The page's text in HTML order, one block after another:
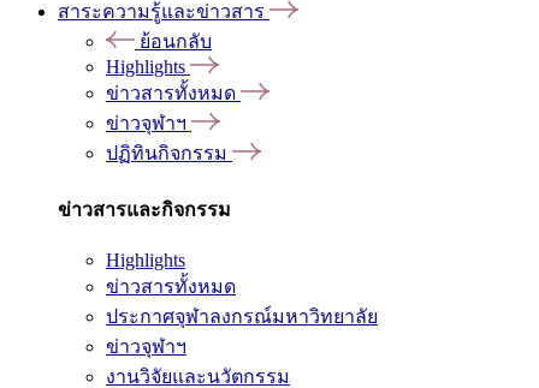
สาระความรู้และข่าวสาร
ย้อนกลับ
Highlights
ข่าวสารทั้งหมด
ข่าวจุฬาฯ
ปฏิทินกิจกรรม
ข่าวสารและกิจกรรม
Highlights
ข่าวสารทั้งหมด
ประกาศจุฬาลงกรณ์มหาวิทยาลัย
ข่าวจุฬาฯ
งานวิจัยและนวัตกรรม